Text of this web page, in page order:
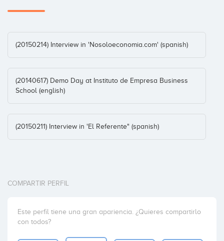
(20150214) Interview in 'Nosoloeconomia.com' (spanish)
(20140617) Demo Day at Instituto de Empresa Business
School (english)
(20150211) Interview in 'El Referente" (spanish)
COMPARTIR PERFIL
Este perfil tiene una gran apariencia. ¿Quieres compartirlo
con todos?